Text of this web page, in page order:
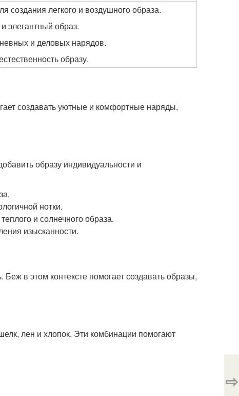
создания легкого и воздушного образа.
элегантный образ.
и деловых нарядов.
образу.
создавать уютные и комфортные наряды,
образу индивидуальности и
нотки.
и солнечного образа.
изысканности.
в этом контексте помогает создавать образы,
лен и хлопок. Эти комбинации помогают
⇨